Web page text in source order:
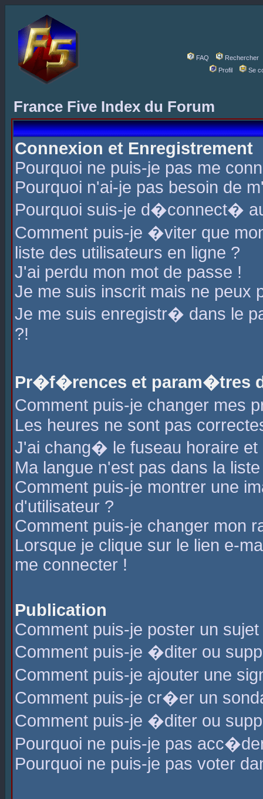
FAQ
Rechercher
Profil
Se
France Five Index du Forum
Connexion et Enregistrement
Pourquoi ne puis-je pas me
Pourquoi n'ai-je pas besoin de
Pourquoi suis-je d�connect�
Comment puis-je �viter que
liste des utilisateurs en ligne ?
J'ai perdu mon mot de passe !
Je me suis inscrit mais ne peux
Je me suis enregistr� dans le
?!
Pr�f�rences et param�tres
Comment puis-je changer mes
Les heures ne sont pas
J'ai chang� le fuseau horaire
Ma langue n'est pas dans la
Comment puis-je montrer une
d'utilisateur ?
Comment puis-je changer mon
Lorsque je clique sur le lien e-
me connecter !
Publication
Comment puis-je poster un
Comment puis-je �diter ou
Comment puis-je ajouter une
Comment puis-je cr�er un
Comment puis-je �diter ou
Pourquoi ne puis-je pas
Pourquoi ne puis-je pas voter